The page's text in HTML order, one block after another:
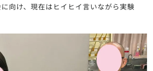
向け、現在はヒイヒイ言いながら実験